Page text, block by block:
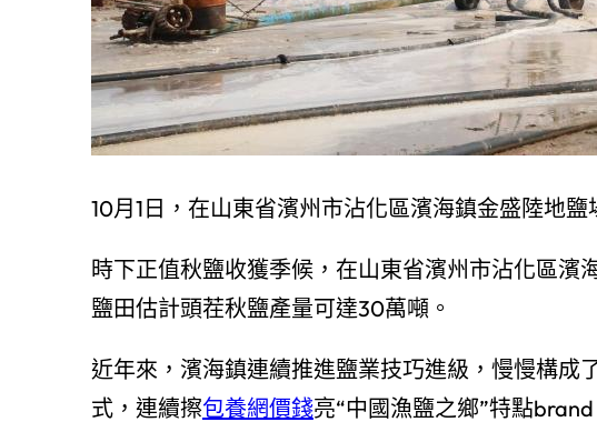
10月1日，在山東省濱州市沾化區濱海鎮金盛陸地鹽
時下正值秋鹽收獲季候，在山東省濱州市沾化區濱
鹽田估計頭茬秋鹽產量可達30萬噸。
近年來，濱海鎮連續推進鹽業技巧進級，慢慢構成
式，連續擦包養網價錢亮“中國漁鹽之鄉”特點brand